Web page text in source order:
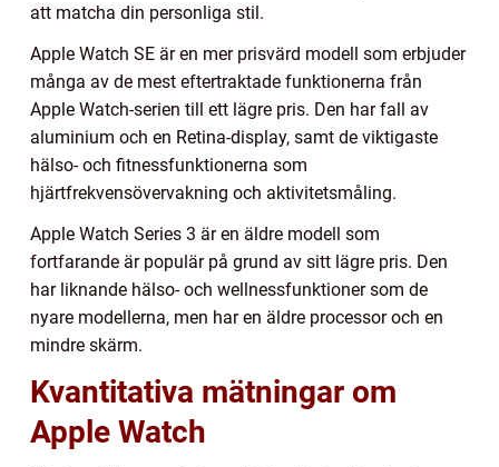
att matcha din personliga stil.
Apple Watch SE är en mer prisvärd modell som erbjuder
många av de mest eftertraktade funktionerna från
Apple Watch-serien till ett lägre pris. Den har fall av
aluminium och en Retina-display, samt de viktigaste
hälso- och fitnessfunktionerna som
hjärtfrekvensövervakning och aktivitetsmåling.
Apple Watch Series 3 är en äldre modell som
fortfarande är populär på grund av sitt lägre pris. Den
har liknande hälso- och wellnessfunktioner som de
nyare modellerna, men har en äldre processor och en
mindre skärm.
Kvantitativa mätningar om
Apple Watch